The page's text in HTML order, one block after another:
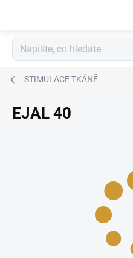
STIMULACE TKÁNĚ
EJAL 40